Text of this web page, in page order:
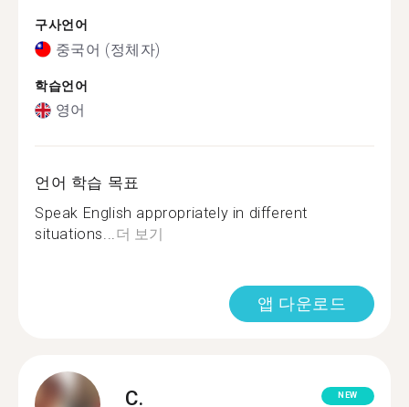
구사언어
중국어 (정체자)
학습언어
영어
언어 학습 목표
Speak English appropriately in different
situations...더 보기
앱 다운로드
C. NEW